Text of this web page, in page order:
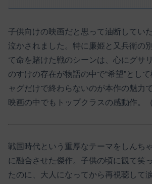
子供向けの映画だと思って油断してい
泣かされました。特に廉姫と又兵衛の
て命を賭けた戦のシーンは、心にグサ
のすけの存在が物語の中で“希望”とし
ャグだけで終わらないのが本作の魅力
映画の中でもトップクラスの感動作。
戦国時代という重厚なテーマをしんち
に融合させた傑作。子供の頃に観て笑
たのに、大人になってから再視聴して